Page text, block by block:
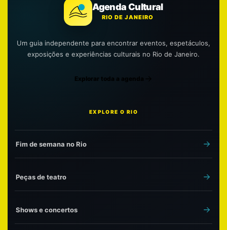
Agenda Cultural
RIO DE JANEIRO
Um guia independente para encontrar eventos, espetáculos,
exposições e experiências culturais no Rio de Janeiro.
Explorar toda a agenda
EXPLORE O RIO
Fim de semana no Rio
Peças de teatro
Shows e concertos